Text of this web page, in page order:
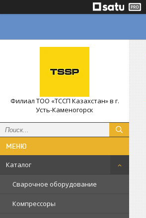
Филиал ТОО «ТССП Казахстан» в г.
Усть-Каменогорск
Каталог
Сварочное оборудование
Компрессоры